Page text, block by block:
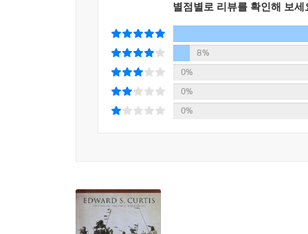
해 우리가 손을 맞잡지 않는 한, 우리는 조만간 이
---「대지가 존재하는 한」중에서
너의 가슴속에 죽음이 들어올 수 없는 삶을 살라.
을 존중하게 하라. 너의 삶을 사랑하고, 그 삶을
오래 살되, 다른 이들을 위해 헌신하는 삶에 목적
람일지라도 외딴 곳에서 누군가와 마주치면 한두
---「테쿰세가 죽기 전에 남긴 연설」중에서
오늘날의 환경 운동가들은 아메리카 원주민들
문명화되고 발전된 사회로 여기고 인디언들의 사
사는 원주민들의 지혜에 깊은 인상을 받지 않을
"늙은 인디언들을 만나면 그들에게서 느껴지는
또한 역사가 프레데릭 터너 3세는 말했다.
별점별로 리뷰를 확인해 보세
8%
0%
0%
0%